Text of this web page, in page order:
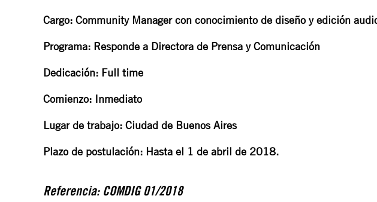
Cargo: Community Manager con conocimiento de diseño y edición
Programa: Responde a Directora de Prensa y Comunicación
Dedicación: Full time
Comienzo: Inmediato
Lugar de trabajo: Ciudad de Buenos Aires
Plazo de postulación: Hasta el 1 de abril de 2018.
Referencia: COMDIG 01/2018